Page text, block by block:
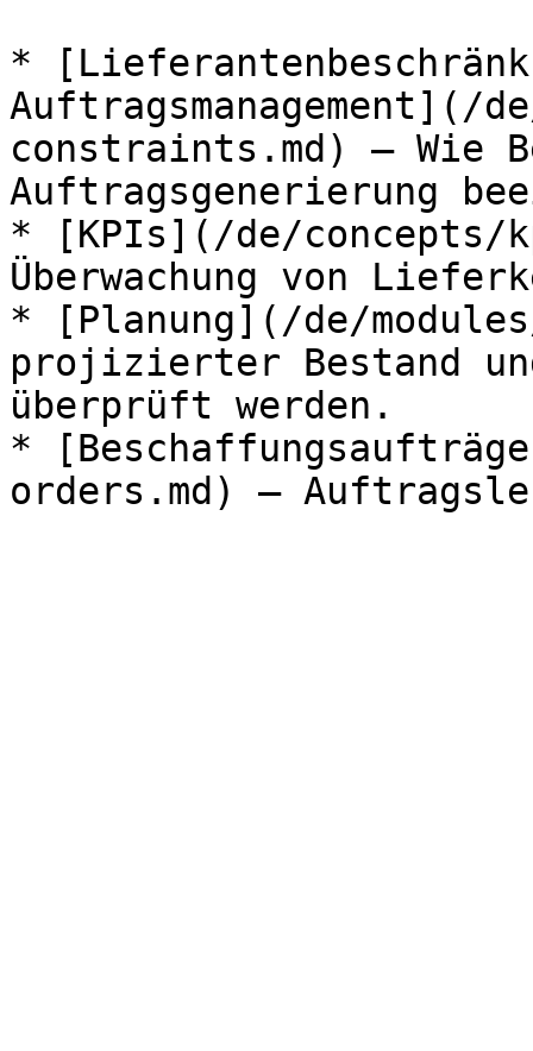
*
Auftragsmanagement](/
constraints.md) — Wie
Auftragsgenerierung
* [KPIs](/de/concepts/
Überwachung von
* [Planung](/de/
projizierter Bestand
überprüft werden.
*